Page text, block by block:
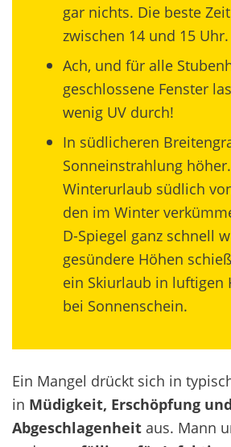
gar nichts. Die beste
zwischen 14 und 15 Uhr.
Ach, und für alle
geschlossene Fenster
wenig UV durch!
In südlicheren
Sonneinstrahlung
Winterurlaub südlich
den im Winter
D-Spiegel ganz schnell
gesündere Höhen
ein Skiurlaub in luftigen
bei Sonnenschein.
Ein Mangel drückt sich in
in Müdigkeit, Erschöpfung und
Abgeschlagenheit aus. Mann